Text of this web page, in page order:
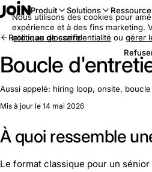
Produit Solutions
Retour au glossaire
Boucle
Aussi appelé: hiring loop, onsite,
Mis à jour le 14 mai 2026
À quoi ressemble
Le format classique pour un
Nous utilisons des cookies pour
expérience et à des fins marketing.
politique de confidentialité ou gérer